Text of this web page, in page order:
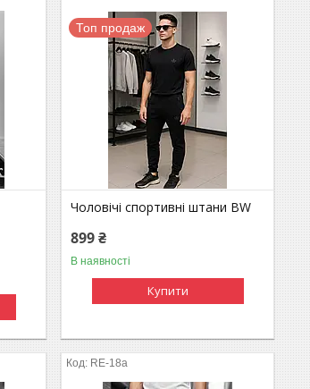
Топ продаж
Чоловічі спортивні штани BW
899 ₴
В наявності
Купити
RE-18a